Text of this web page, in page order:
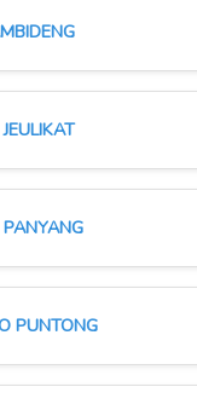
PUNTONG